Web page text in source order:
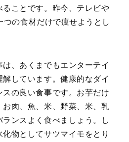
ることです。昨今、テレビや
の食材だけで痩せようとし
、あくまでもエンターテイ
しています。健康的なダイ
の良い食事です。お芋だけ
お肉、魚、米、野菜、米、乳
ンスよく食べましょう。し
物としてサツマイモをとり